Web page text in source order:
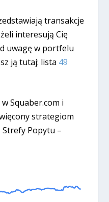
transakcje
interesują Cię
uwagę w portfelu
ją tutaj: lista 49
Squaber.com i
strategiom
Popytu –